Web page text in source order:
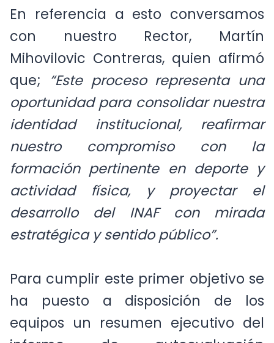
En referencia a esto conversamos
con nuestro Rector, Martín
Mihovilovic Contreras, quien afirmó
que;
“Este proceso representa una
oportunidad para consolidar nuestra
identidad institucional, reafirmar
nuestro compromiso con la
formación pertinente en deporte y
actividad física, y proyectar el
desarrollo del INAF con mirada
estratégica y sentido público”.
Para cumplir este primer objetivo se
ha puesto a disposición de los
equipos un resumen ejecutivo del